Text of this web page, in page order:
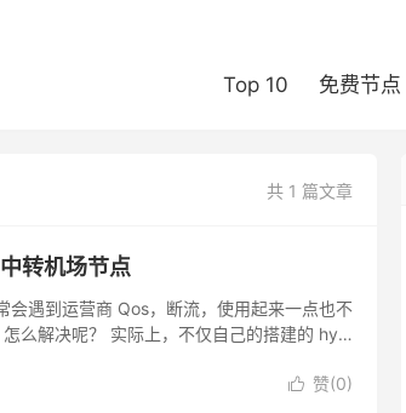
Top 10 免费节点
共 1 篇文章
转机场节点
遇到运营商 Qos，断流，使用起来一点也不
么解决呢？ 实际上，不仅自己的搭建的 hy 2
 赞(0)